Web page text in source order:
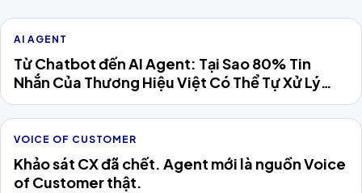
AI AGENT
Từ Chatbot đến AI Agent: Tại Sao 80% Tin
Nhắn Của Thương Hiệu Việt Có Thể Tự Xử Lý
Năm 2026
VOICE OF CUSTOMER
Khảo sát CX đã chết. Agent mới là nguồn Voice
of Customer thật.